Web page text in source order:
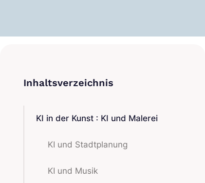
KI in der Kunst : KI und Malerei
KI und Stadtplanung
KI und Musik